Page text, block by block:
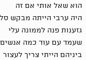
הוא שאל אותי אם זה
היה ערבי הייתה מבקש
גזענות פנה לממונה עלי
שעמד עם עוד כמה
ביניהם הייתי צריך לעצור